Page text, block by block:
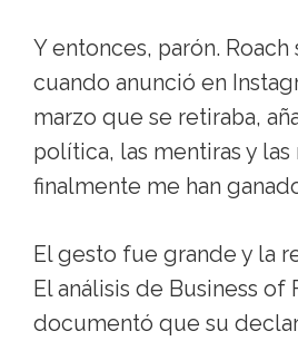
Y entonces, parón.
cuando anunció en
marzo que se retiraba,
política, las mentiras y las
finalmente me han
El gesto fue grande y la
El análisis de Business of
documentó que su